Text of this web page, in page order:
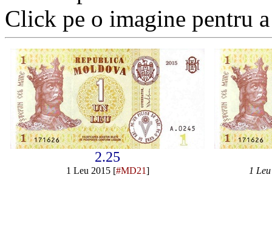
Click pe o imagine pentru
2.25
1 Leu 2015 [#MD21] 1